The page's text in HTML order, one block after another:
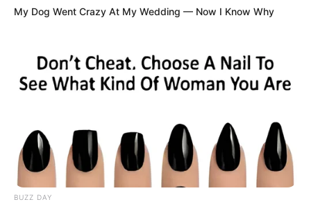
My Dog Went Crazy At My Wedding — Now I Know Why
BUZZ DAY